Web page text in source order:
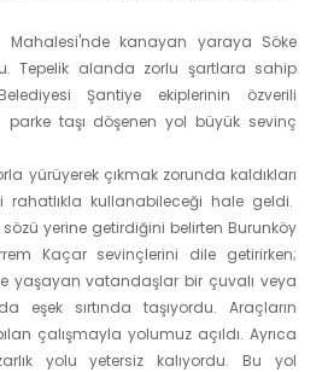
Mahalesi'nde kanayan yaraya Söke
Tepelik alanda zorlu şartlara sahip
Şantiye ekiplerinin özverili
parke taşı döşenen yol büyük sevinç
yürüyerek çıkmak zorunda kaldıkları
rahatlıkla kullanabileceği hale geldi.
yerine getirdiğini belirten Burunköy
Kaçar sevinçlerini dile getirirken;
yaşayan vatandaşlar bir çuvalı veya
eşek sırtında taşıyordu. Araçların
çalışmayla yolumuz açıldı. Ayrıca
yolu yetersiz kalıyordu. Bu yol